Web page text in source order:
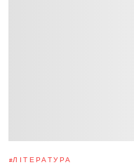
ЛІТЕРАТУРА